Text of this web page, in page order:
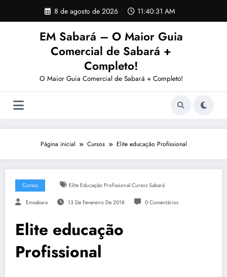
o
8 de agosto de 2026 11:40:31 AM
EM Sabará – O Maior Guia
Comercial de Sabará +
Completo!
O Maior Guia Comercial de Sabará + Completo!
Página inicial Cursos Elite educação Profissional
Cursos Elite Educação Profissional Cursos Sabará
Emsabara 13 De Fevereiro De 2018 0 Comentários
Elite educação
Profissional